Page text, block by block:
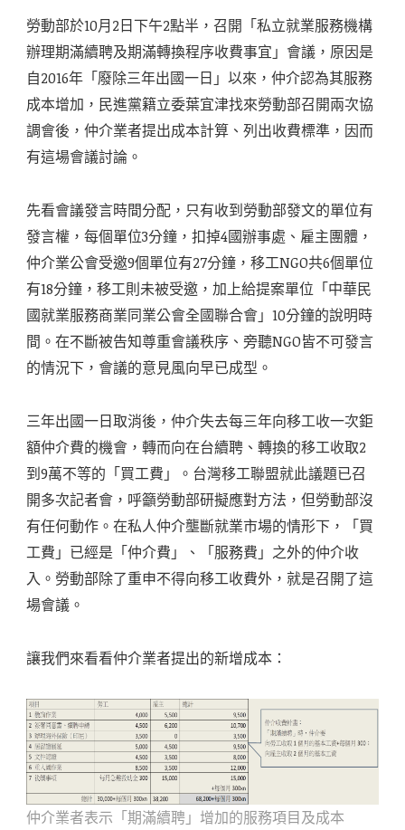
勞動部於10月2日下午2點半，召開「私立就業服務機構
辦理期滿續聘及期滿轉換程序收費事宜」會議，原因是
自2016年「廢除三年出國一日」以來，仲介認為其服務
成本增加，民進黨籍立委葉宜津找來勞動部召開兩次協
調會後，仲介業者提出成本計算、列出收費標準，因而
有這場會議討論。
先看會議發言時間分配，只有收到勞動部發文的單位有
發言權，每個單位3分鐘，扣掉4國辦事處、雇主團體，
仲介業公會受邀9個單位有27分鐘，移工NGO共6個單位
有18分鐘，移工則未被受邀，加上給提案單位「中華民
國就業服務商業同業公會全國聯合會」10分鐘的說明時
間。在不斷被告知尊重會議秩序、旁聽NGO皆不可發言
的情況下，會議的意見風向早已成型。
三年出國一日取消後，仲介失去每三年向移工收一次鉅
額仲介費的機會，轉而向在台續聘、轉換的移工收取2
到9萬不等的「買工費」。台灣移工聯盟就此議題已召
開多次記者會，呼籲勞動部研擬應對方法，但勞動部沒
有任何動作。在私人仲介壟斷就業市場的情形下，「買
工費」已經是「仲介費」、「服務費」之外的仲介收
入。勞動部除了重申不得向移工收費外，就是召開了這
場會議。
讓我們來看看仲介業者提出的新增成本：
仲介業者表示「期滿續聘」增加的服務項目及成本